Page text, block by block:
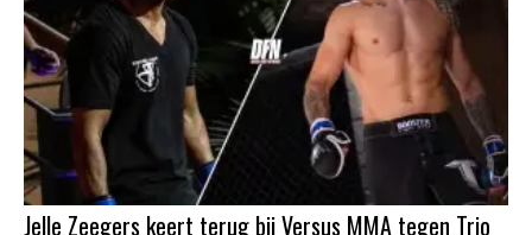
Jelle Zeegers keert terug bij Versus MMA tegen Trio